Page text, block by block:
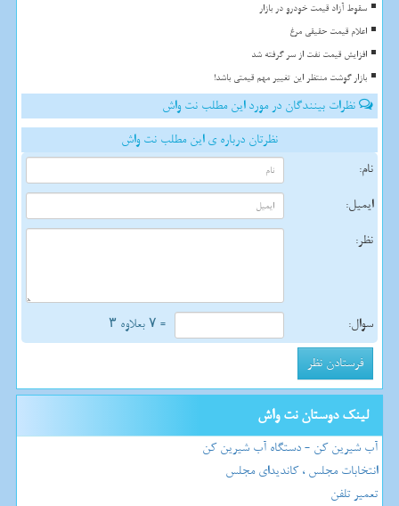
سقوط آزاد قیمت خودرو در بازار
اعلام قیمت حقیقی مرغ
افزایش قیمت نفت از سر گرفته شد
بازار گوشت منتظر این تغییر مهم قیمتی باشد!
نظرات بینندگان در مورد این مطلب نت واش
نظرتان درباره ی این مطلب نت واش
نام:
ایمیل:
نظر:
سوال: = ۷ بعلاوه ۳
لینک دوستان نت واش
آب شیرین کن - دستگاه آب شیرین کن
انتخابات مجلس ، کاندیدای مجلس
تعمیر تلفن